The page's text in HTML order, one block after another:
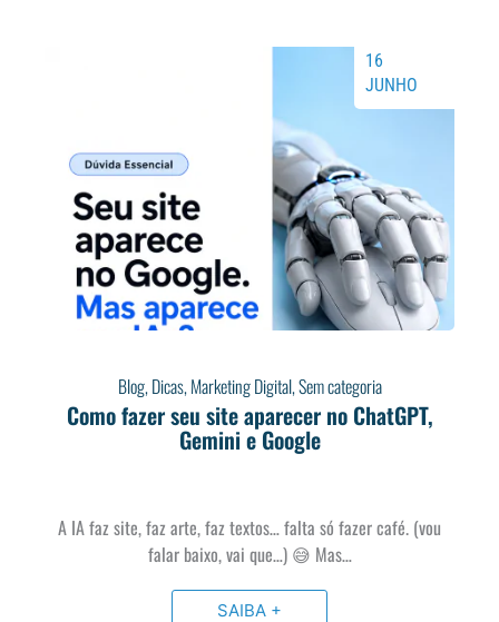
Blog,Dicas,Marketing Digital,Sem categoria
Como fazer seu site aparecer no ChatGPT,
Gemini e Google
16
JUNHO
A IA faz site, faz arte, faz textos… falta só fazer café. (vou
falar baixo, vai que…) 😅 Mas…
SAIBA +